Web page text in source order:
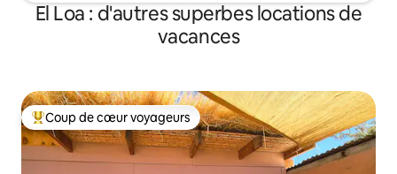
El Loa : d'autres superbes locations de
vacances
Coups de cœur voyageurs les plus appréciés
Coup de cœur voyageurs